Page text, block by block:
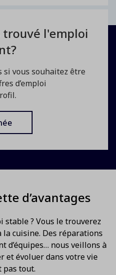
trouvé l'emploi
si vous souhaitez être
d’emploi
d’avantages
stable ? Vous le trouverez
la cuisine. Des réparations
d’équipes… nous veillons à
et évoluer dans votre vie
pas tout.